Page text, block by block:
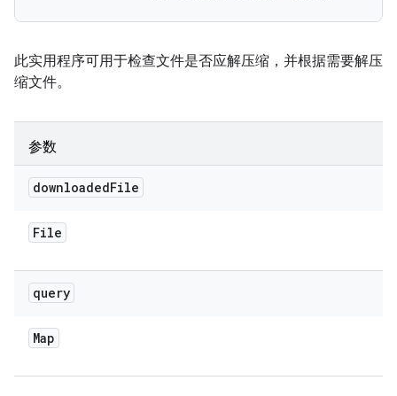
此实用程序可用于检查文件是否应解压缩，并根据需要解压
缩文件。
参数
downloadedFile
File
query
Map